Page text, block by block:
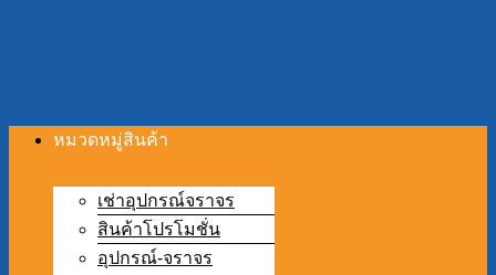
หมวดหมู่สินค้า
เช่าอุปกรณ์จราจร
สินค้าโปรโมชั่น
อุปกรณ์-จราจร